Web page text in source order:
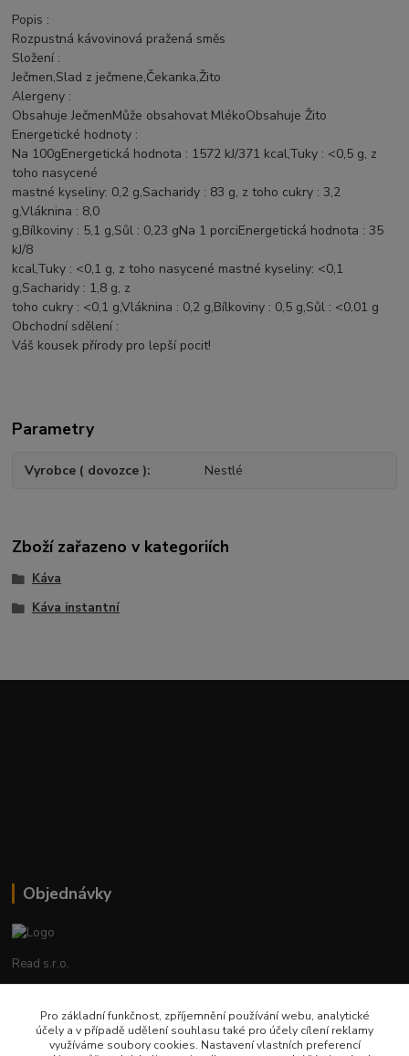
Popis :
Rozpustná kávovinová pražená směs
Složení :
Ječmen,Slad z ječmene,Čekanka,Žito
Alergeny :
Obsahuje JečmenMůže obsahovat MlékoObsahuje Žito
Energetické hodnoty :
Na 100gEnergetická hodnota : 1572 kJ/371 kcal,Tuky : <0,5 g, z
toho nasycené
mastné kyseliny: 0,2 g,Sacharidy : 83 g, z toho cukry : 3,2
g,Vláknina : 8,0
g,Bílkoviny : 5,1 g,Sůl : 0,23 gNa 1 porciEnergetická hodnota : 35
kJ/8
kcal,Tuky : <0,1 g, z toho nasycené mastné kyseliny: <0,1
g,Sacharidy : 1,8 g, z
toho cukry : <0,1 g,Vláknina : 0,2 g,Bílkoviny : 0,5 g,Sůl : <0,01 g
Obchodní sdělení :
Váš kousek přírody pro lepší pocit!
Parametry
Vyrobce ( dovozce ) Nestlé
Zboží zařazeno v kategoriích
Káva
Káva instantní
Objednávky
Read s.r.o.
+420 602 388 763
Po - Pá 8 - 14h
Pro základní funkčnost, zpříjemnění používání webu, analytické
účely a v případě udělení souhlasu také pro účely cílení reklamy
využíváme soubory cookies. Nastavení vlastních preferencí